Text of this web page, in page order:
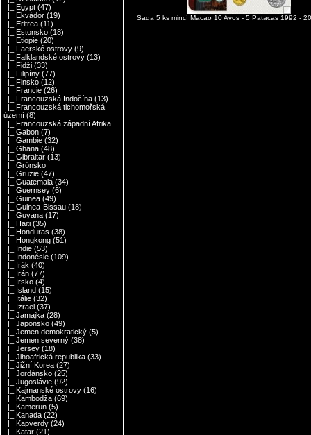
|_ Egypt (47)
|_ Ekvádor (19)
|_ Eritrea (11)
|_ Estonsko (18)
|_ Etiopie (20)
|_ Faerské ostrovy (9)
|_ Falklandské ostrovy (13)
|_ Fidži (33)
|_ Filipíny (77)
|_ Finsko (12)
|_ Francie (26)
|_ Francouzská Indočína (13)
|_ Francouzská tichomořská
území (8)
|_ Francouzská západní Afrika
|_ Gabon (7)
|_ Gambie (32)
|_ Ghana (48)
|_ Gibraltar (13)
|_ Grónsko
|_ Gruzie (47)
|_ Guatemala (34)
|_ Guernsey (6)
|_ Guinea (49)
|_ Guinea-Bissau (18)
|_ Guyana (17)
|_ Haiti (35)
|_ Honduras (38)
|_ Hongkong (51)
|_ Indie (53)
|_ Indonésie (109)
|_ Irák (40)
|_ Irán (77)
|_ Irsko (4)
|_ Island (15)
|_ Itálie (32)
|_ Izrael (37)
|_ Jamajka (28)
|_ Japonsko (49)
|_ Jemen demokratický (5)
|_ Jemen severný (38)
|_ Jersey (18)
|_ Jihoafrická republika (33)
|_ Jižní Korea (27)
|_ Jordánsko (25)
|_ Jugoslávie (92)
|_ Kajmanské ostrovy (16)
|_ Kambodža (69)
|_ Kamerun (5)
|_ Kanada (22)
|_ Kapverdy (24)
|_ Katar (21)
Sada 5 ks mincí Macao 10 Avos - 5 Patacas 1992 -